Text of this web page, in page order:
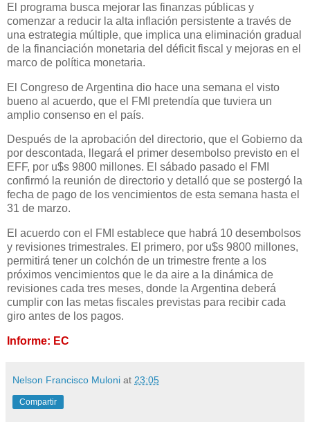
El programa busca mejorar las finanzas públicas y
comenzar a reducir la alta inflación persistente a través de
una estrategia múltiple, que implica una eliminación gradual
de la financiación monetaria del déficit fiscal y mejoras en el
marco de política monetaria.
El Congreso de Argentina dio hace una semana el visto
bueno al acuerdo, que el FMI pretendía que tuviera un
amplio consenso en el país.
Después de la aprobación del directorio, que el Gobierno da
por descontada, llegará el primer desembolso previsto en el
EFF, por u$s 9800 millones. El sábado pasado el FMI
confirmó la reunión de directorio y detalló que se postergó la
fecha de pago de los vencimientos de esta semana hasta el
31 de marzo.
El acuerdo con el FMI establece que habrá 10 desembolsos
y revisiones trimestrales. El primero, por u$s 9800 millones,
permitirá tener un colchón de un trimestre frente a los
próximos vencimientos que le da aire a la dinámica de
revisiones cada tres meses, donde la Argentina deberá
cumplir con las metas fiscales previstas para recibir cada
giro antes de los pagos.
Informe: EC
Nelson Francisco Muloni at 23:05
Compartir